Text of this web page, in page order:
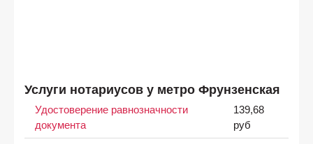
Услуги нотариусов у метро Фрунзенская
Удостоверение равнозначности
документа
139,68
руб